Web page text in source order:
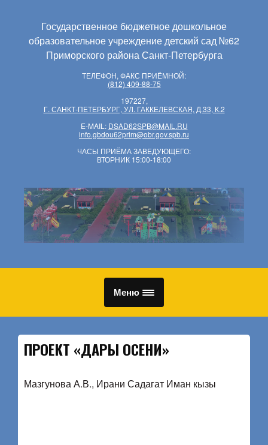
Государственное бюджетное дошкольное
образовательное учреждение детский сад №62
Приморского района Санкт-Петербурга
ТЕЛЕФОН, ФАКС ПРИЁМНОЙ:
(812) 409-88-75
197227,
Г. САНКТ-ПЕТЕРБУРГ, УЛ. ГАККЕЛЕВСКАЯ, Д.33, К.2
E-MAIL: DSAD62SPB@MAIL.RU
info.gbdou62prim@obr.gov.spb.ru
ЧАСЫ ПРИЁМА ЗАВЕДУЮЩЕГО:
ВТОРНИК 15:00-18:00
Меню
ПРОЕКТ «ДАРЫ ОСЕНИ»
Мазгунова А.В., Ирани Садагат Иман кызы